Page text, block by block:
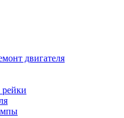
двигателя
рейки